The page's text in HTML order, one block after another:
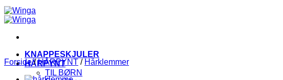
KNAPPESKJULER
HÅRPYNT
TIL BØRN
Forside / HÅRPYNT / Hårklemmer